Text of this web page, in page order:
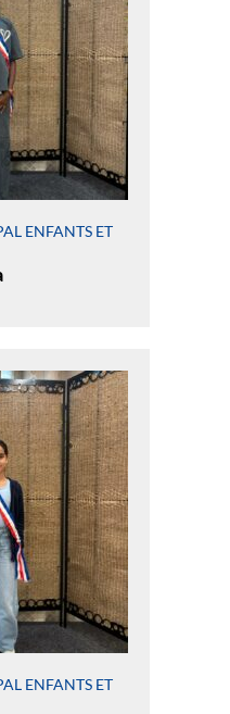
ENFANTS ET
ENFANTS ET